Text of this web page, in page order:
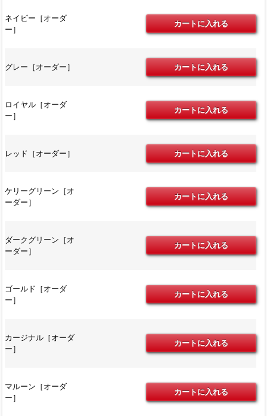
ネイビー［オーダ
ー］
グレー［オーダー］
ロイヤル［オーダ
ー］
レッド［オーダー］
ケリーグリーン［オ
ーダー］
ダークグリーン［オ
ーダー］
ゴールド［オーダ
ー］
カージナル［オーダ
ー］
マルーン［オーダ
ー］